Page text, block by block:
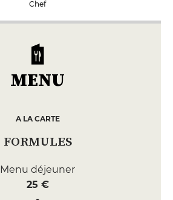
Chef
MENU
A LA CARTE
FORMULES
Menu déjeuner
25 €